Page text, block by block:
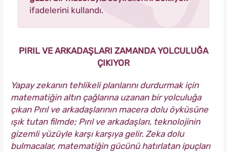
ifadelerini kullandı.
PIRIL VE ARKADAŞLARI ZAMANDA YOLCULUĞA
ÇIKIYOR
Yapay zekanın tehlikeli planlarını durdurmak için
matematiğin altın çağlarına uzanan bir yolculuğa
çıkan Pırıl ve arkadaşlarının macera dolu öyküsüne
ışık tutan filmde; Pırıl ve arkadaşları, teknolojinin
gizemli yüzüyle karşı karşıya gelir. Zeka dolu
bulmacalar, matematiğin gücünü hatırlatan ipuçları